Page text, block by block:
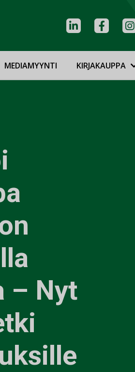
MEDIAMYYNTI KIRJAKAUPPA
– Nyt